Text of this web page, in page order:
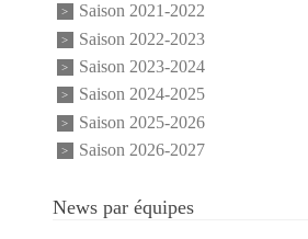
Saison 2021-2022
Saison 2022-2023
Saison 2023-2024
Saison 2024-2025
Saison 2025-2026
Saison 2026-2027
News par équipes